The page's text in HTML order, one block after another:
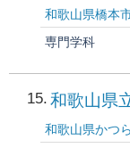
和歌山県橋本
専門学科
15 和歌山県
和歌山県かつ